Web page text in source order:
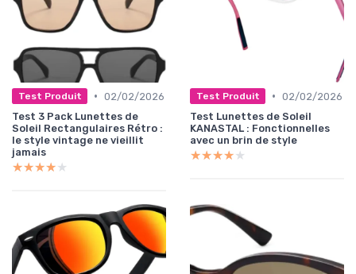
Test Produit • 02/02/2026
Test 3 Pack Lunettes de
Soleil Rectangulaires Rétro :
le style vintage ne vieillit
jamais
★★★★★
★★★★★
Test Produit • 02/02/2026
Test Lunettes de Soleil
KANASTAL : Fonctionnelles
avec un brin de style
★★★★★
★★★★★